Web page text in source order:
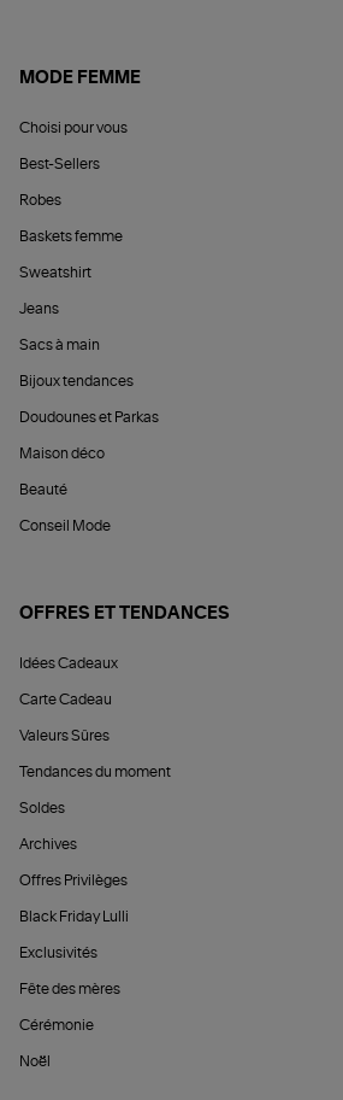
MODE FEMME
Choisi pour vous
Best-Sellers
Robes
Baskets femme
Sweatshirt
Jeans
Sacs à main
Bijoux tendances
Doudounes et Parkas
Maison déco
Beauté
Conseil Mode
OFFRES ET TENDANCES
Idées Cadeaux
Carte Cadeau
Valeurs Sûres
Tendances du moment
Soldes
Archives
Offres Privilèges
Black Friday Lulli
Exclusivités
Fête des mères
Cérémonie
Noël